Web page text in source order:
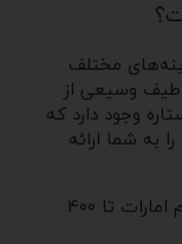
مختلف
طیف وسیعی از
لوکس ۵ ستاره تا هتل‌های ارزان ۱ ستاره وجود دارد که
به شما ارائه
هتل‌های ۳ ستاره دبی : حدود ۱۴۵ درهم امارات تا ۴۰۰